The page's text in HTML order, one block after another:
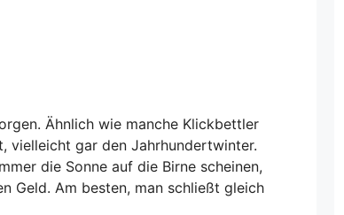
Ähnlich wie manche Klickbettler
vielleicht gar den Jahrhundertwinter.
die Sonne auf die Birne scheinen,
Geld. Am besten, man schließt gleich